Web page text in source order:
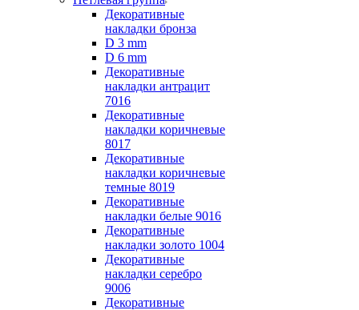
Декоративные
накладки бронза
D 3 mm
D 6 mm
Декоративные
накладки антрацит
7016
Декоративные
накладки коричневые
8017
Декоративные
накладки коричневые
темные 8019
Декоративные
накладки белые 9016
Декоративные
накладки золото 1004
Декоративные
накладки серебро
9006
Декоративные